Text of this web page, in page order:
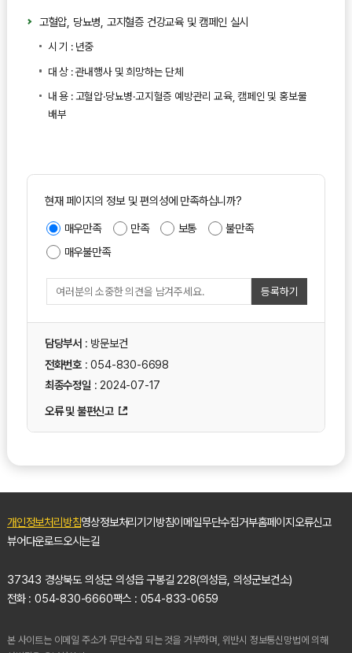
고혈압, 당뇨병, 고지혈증 건강교육 및 캠페인 실시
시 기 : 년중
대 상 : 관내행사 및 희망하는 단체
내 용 : 고혈압·당뇨병·고지혈증 예방관리 교육, 캠페인 및 홍보물
배부
현재 페이지의 정보 및 편의성에 만족하십니까?
매우만족 만족 보통
불만족
매우불만족
등록하기
담당부서: 방문보건
전화번호: 054-830-6698
최종수정일 : 2024-07-17
오류 및 불편신고
개인정보처리방침영상정보처리기기방침이메일무단수집거부홈페이지오류신고
뷰어다운로드오시는길
37343 경상북도 의성군 의성읍 구봉길 228(의성읍, 의성군보건소)
전화 : 054-830-6660팩스 : 054-833-0659
본 사이트는 이메일 주소가 무단수집 되는 것을 거부하며, 위반시 정보통신망법에 의해